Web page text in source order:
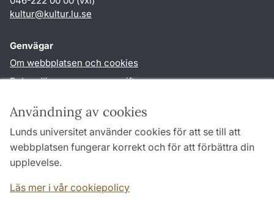
Användning av cookies
Lunds universitet använder cookies för att se till att
webbplatsen fungerar korrekt och för att förbättra din
upplevelse.
Läs mer i vår cookiepolicy
kultur@kultur.lu.se
Genvägar
Om webbplatsen och cookies
Behandling av personuppgifter
TYPO3-login
Följ oss i sociala medier